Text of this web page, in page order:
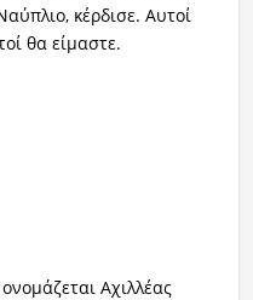
κέρδισε. Αυτοί
θα είμαστε.
Αχιλλέας